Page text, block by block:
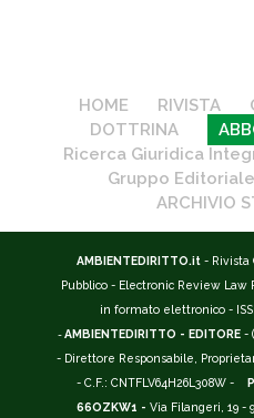
HOME RIVISTA
DOTTRINA
Ricerca Giuridica
Gruppo Editoriale
ARCHIVIO
AMBIENTEDIRITTO.it - Rivista
Pubblico - Electronic Review Law
in formato elettronico -
-AMBIENTEDIRITTO - EDITORE -
- Direttore Responsabile,
- C.F.: CNTFLV64H26L308W -
66OZKW1 - Via Filangeri, 19 -